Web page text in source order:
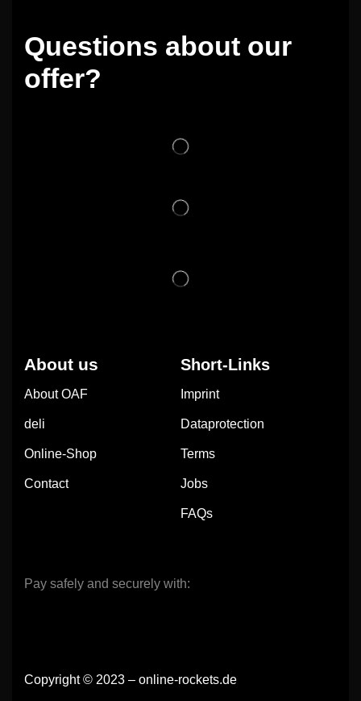
Questions about our
offer?
About us
About OAF
deli
Online-Shop
Contact
Short-Links
Imprint
Dataprotection
Terms
Jobs
FAQs
Pay safely and securely with:
Copyright © 2023 – online-rockets.de